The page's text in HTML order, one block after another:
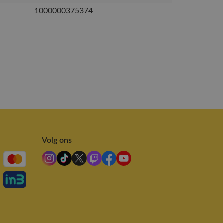
1000000375374
Volg ons